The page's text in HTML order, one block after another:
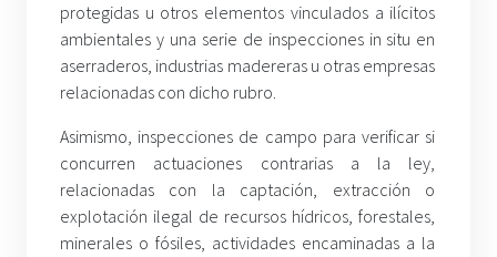
protegidas u otros elementos vinculados a ilícitos
ambientales y una serie de inspecciones in situ en
aserraderos, industrias madereras u otras empresas
relacionadas con dicho rubro.
Asimismo, inspecciones de campo para verificar si
concurren actuaciones contrarias a la ley,
relacionadas con la captación, extracción o
explotación ilegal de recursos hídricos, forestales,
minerales o fósiles, actividades encaminadas a la